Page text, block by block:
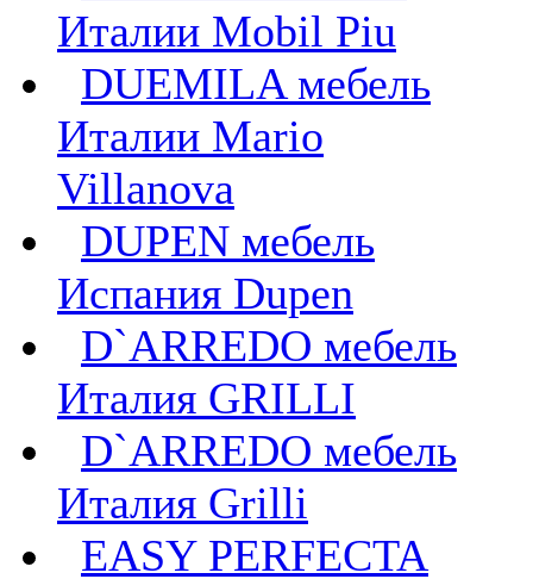
Италии Mobil Piu
DUEMILA мебель
Италии Mario
Villanova
DUPEN мебель
Испания Dupen
D`ARREDO мебель
Италия GRILLI
D`ARREDO мебель
Италия Grilli
EASY PERFECTA